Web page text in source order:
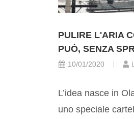
PULIRE L'ARIA
PUÒ, SENZA
10/01/2020
L’idea nasce in
uno speciale